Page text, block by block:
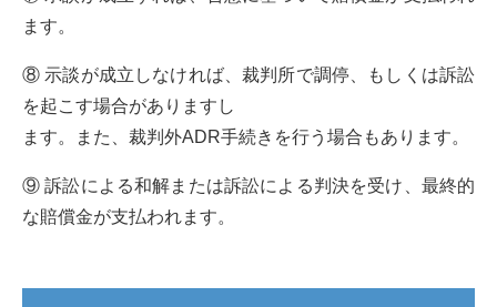
ます。
⑧ 示談が成立しなければ、裁判所で調停、もしくは訴訟
を起こす場合がありますし
ます。また、裁判外ADR手続きを行う場合もあります。
⑨ 訴訟による和解または訴訟による判決を受け、最終的
な賠償金が支払われます。